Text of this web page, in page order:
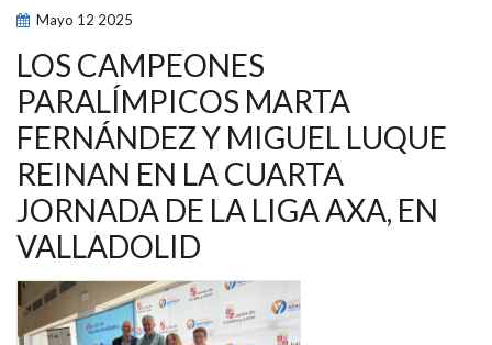
Y
DELGADO
LIDERAN
LA
LISTA
DE
38
ESPAÑOLES
SELECCIONADOS
PARA
MUNDIAL
DE
NATACIÓN
PARALÍMPICA
SINGAPUR
Mayo 12 2025
LOS CAMPEONES
PARALÍMPICOS MARTA
FERNÁNDEZ Y MIGUEL LUQUE
REINAN EN LA CUARTA
JORNADA DE LA LIGA AXA, EN
VALLADOLID